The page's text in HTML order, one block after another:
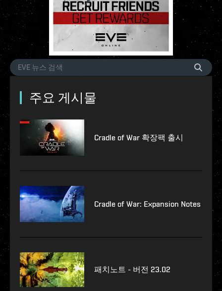
주요 게시물
Cradle of War 확장팩 출시
Cradle of War: Expansion Notes
패치노트 - 버전 23.02